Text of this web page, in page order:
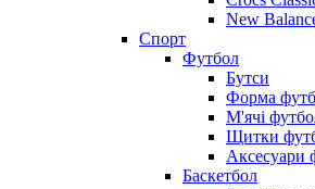
New
Спорт
Футбол
Бутси
Форма
М'ячі
Щитки
Аксесуари
Баскетбол